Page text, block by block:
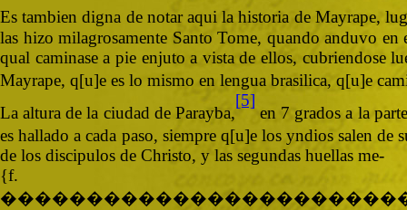
Es tambien digna de notar aqui la historia de Mayrape,
las hizo milagrosamente Santo Tome, quando anduvo
qual caminase a pie enjuto a vista de ellos, cubriendose
Mayrape, q[u]e es lo mismo en lengua brasilica, q[u]e
La altura de la ciudad de Parayba,
[5]
en 7 grados a la
es hallado a cada paso, siempre q[u]e los yndios salen
de los discipulos de Christo, y las segundas huellas me-